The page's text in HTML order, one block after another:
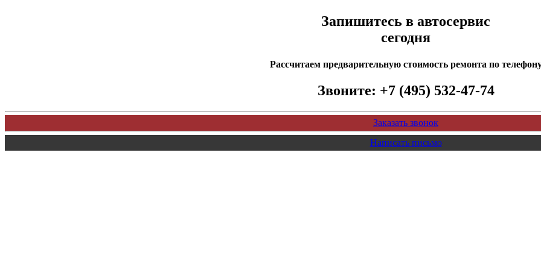
Запишитесь в автосервис
сегодня
Рассчитаем предварительную стоимость ремонта по
Звоните: +7 (495) 532-47-74
Заказать звонок
Написать письмо